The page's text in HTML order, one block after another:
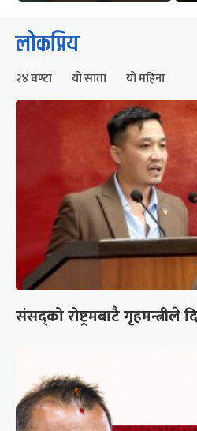
लोकप्रिय
२४ घण्टा यो साता यो महिना
संसद्को रोष्ट्रमबाटै गृहमन्त्रीले